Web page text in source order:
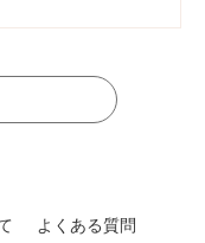
よくある質問